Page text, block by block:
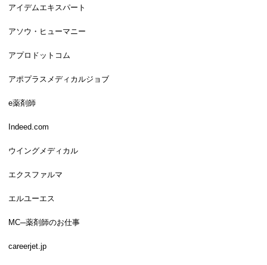
アイデムエキスパート
アソウ・ヒューマニー
アプロドットコム
アポプラスメディカルジョブ
e薬剤師
Indeed.com
ウイングメディカル
エクスファルマ
エルユーエス
MC─薬剤師のお仕事
careerjet.jp